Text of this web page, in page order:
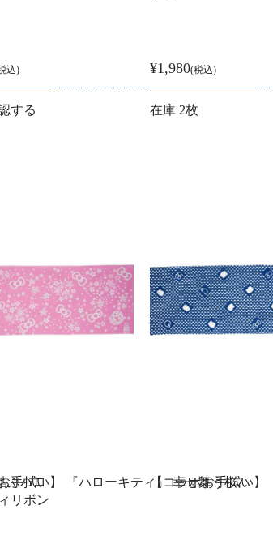
込)
する
¥1,980(税込)
在庫 2枚
ぶハロ
手拭い】 『ハローキティ』 幸せ舞う桜ハ
リボン
【コラボお手拭い】